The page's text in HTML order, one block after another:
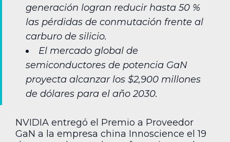
generación logran reducir hasta 50 %
las pérdidas de conmutación frente al
carburo de silicio.
El mercado global de
semiconductores de potencia GaN
proyecta alcanzar los $2,900 millones
de dólares para el año 2030.
NVIDIA entregó el Premio a Proveedor
GaN a la empresa china Innoscience el 19